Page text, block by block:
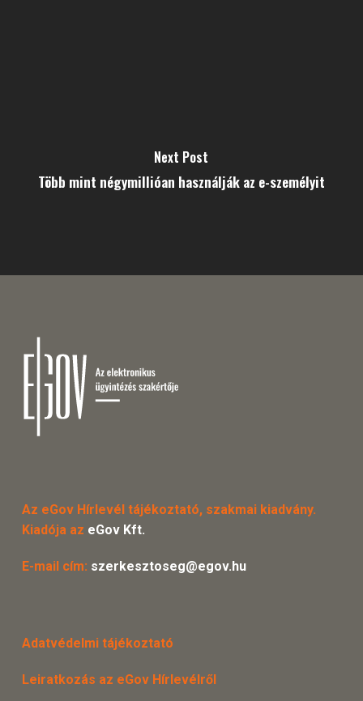
Next Post
Több mint négymillióan használják az e-személyit
Az eGov Hírlevél tájékoztató, szakmai kiadvány.
Kiadója az eGov Kft.
E-mail cím: szerkesztoseg@egov.hu
Adatvédelmi tájékoztató
Leiratkozás az eGov Hírlevélről